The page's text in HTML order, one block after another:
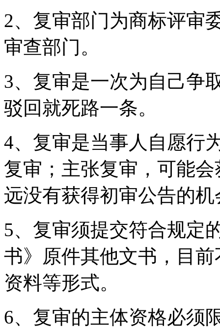
2、复审部门为商标评审
审查部门。
3、复审是一次为自己争
驳回就死路一条。
4、复审是当事人自愿行
复审；主张复审，可能
远没有获得初审公告的机
5、复审须提交符合规定
书》原件其他文书，目
资料等形式。
6、复审的主体资格必须